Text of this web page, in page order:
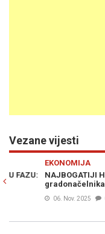
Vezane vijesti
EKONOMIJA
NAJBOGATIJI
gradonačelnika Splita...
06. Nov. 2025 0